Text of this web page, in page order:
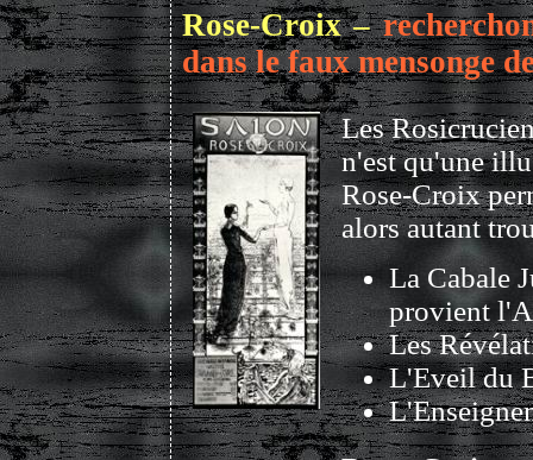
Rose-Croix –
dans le faux mensonge
Les
n'est qu'une
Rose-Croix
alors autant
La Cabale
provient
Les
L'Eveil du